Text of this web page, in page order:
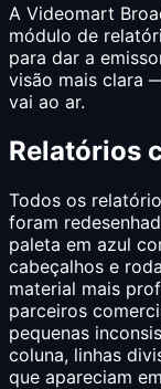
A Videomart
módulo de
para dar a
visão mais clara
vai ao ar.
Relatórios
Todos os
foram
paleta em azul
cabeçalhos e
material mais
parceiros
pequenas
coluna, linhas
que apareciam